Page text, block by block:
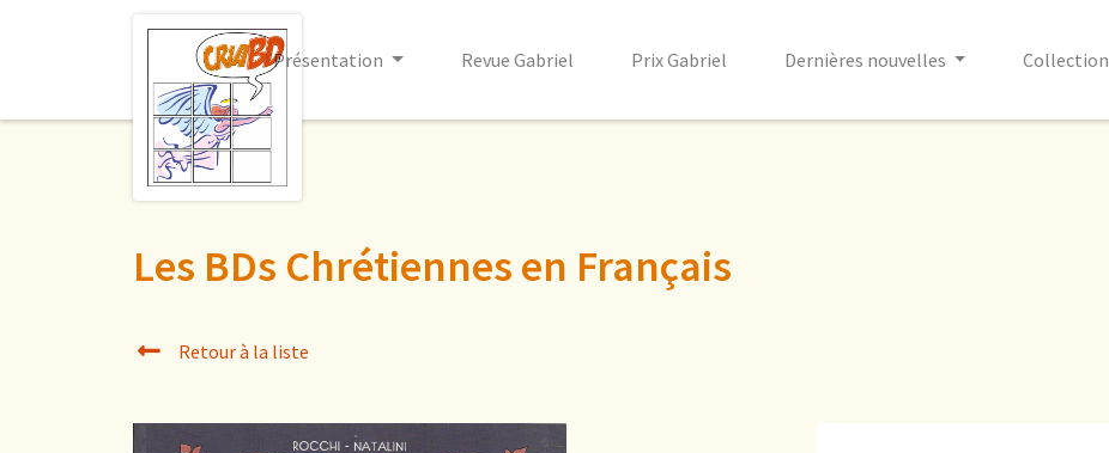
Présentation Revue Gabriel Prix Gabriel Dernières nouvelles Collection
Les BDs Chrétiennes en Français
Retour à la liste